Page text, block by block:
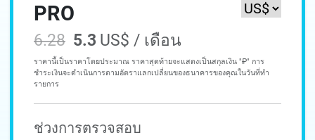
PRO
6.28 5.3 US$ / เดือน
ราคานี้เป็นราคาโดยประมาณ ราคาสุดท้ายจะแสดงเป็นสกุลเงิน "₽" การ
ชำระเงินจะดำเนินการตามอัตราแลกเปลี่ยนของธนาคารของคุณในวันที่ทำ
รายการ
ช่วงการตรวจสอบ